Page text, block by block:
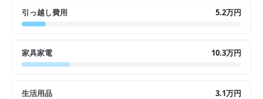
引っ越し費用 5.2万円
家具家電 10.3万円
生活用品 3.1万円